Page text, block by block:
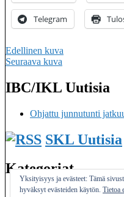
Telegram
Edellinen kuva
Seuraava kuva
IBC/IKL Uutisia
Ohjattu junnutunti
SKL Uutisia
Kategoriat
Yleinen
Yksityisyys ja evästeet: Tämä
hyväksyt evästeiden käytön. Tietoa